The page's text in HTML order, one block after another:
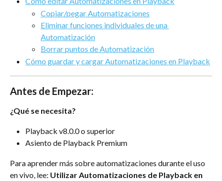
Copiar/pegar Automatizaciones
Eliminar funciones individuales de una
Automatización
Borrar puntos de Automatización
Cómo guardar y cargar Automatizaciones en Playback
Antes de Empezar:
¿Qué se necesita?
Playback v8.0.0 o superior
Asiento de Playback Premium
Para aprender más sobre automatizaciones durante el uso
en vivo, lee: Utilizar Automatizaciones de Playback en